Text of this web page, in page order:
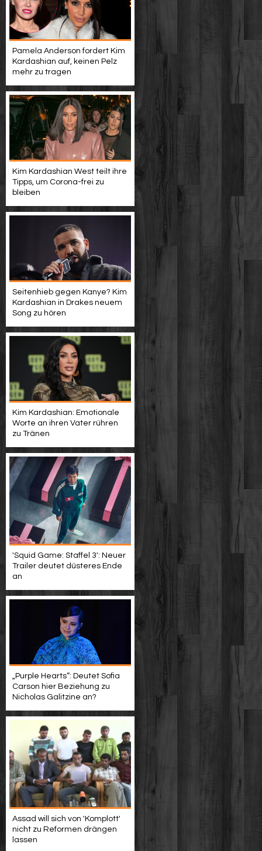
Pamela Anderson fordert Kim
Kardashian auf, keinen Pelz
mehr zu tragen
Kim Kardashian West teilt ihre
Tipps, um Corona-frei zu
bleiben
Seitenhieb gegen Kanye? Kim
Kardashian in Drakes neuem
Song zu hören
Kim Kardashian: Emotionale
Worte an ihren Vater rühren
zu Tränen
'Squid Game: Staffel 3': Neuer
Trailer deutet düsteres Ende
an
„Purple Hearts“: Deutet Sofia
Carson hier Beziehung zu
Nicholas Galitzine an?
Assad will sich von 'Komplott'
nicht zu Reformen drängen
lassen